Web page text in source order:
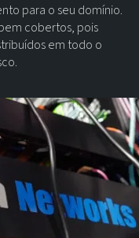
para o seu domínio.
cobertos, pois
em todo o